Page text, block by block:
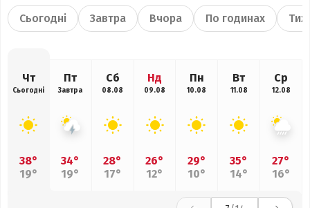
Сьогодні Завтра Вчора По годинах
Чт
Сьогодні
38°
19°
Пт
Завтра
34°
19°
Сб
08.08
28°
17°
Нд
09.08
26°
12°
Пн
10.08
29°
10°
Вт
11.08
35°
14°
Ср
12.08
27°
16°